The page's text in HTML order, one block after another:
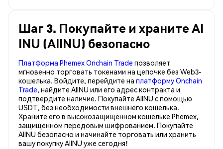
Шаг 3. Покупайте и храните AI
INU (AIINU) безопасно
Платформа Phemex Onchain Trade позволяет
мгновенно торговать токенами на цепочке без Web3-
кошелька. Войдите, перейдите на платформу Onchain
Trade, найдите AIINU или его адрес контракта и
подтвердите наличие. Покупайте AIINU с помощью
USDT, без необходимости внешнего кошелька.
Храните его в высокозащищенном кошельке Phemex,
защищенном передовым шифрованием. Покупайте
AIINU безопасно и начинайте торговать или хранить
вашу покупку AIINU уже сегодня!